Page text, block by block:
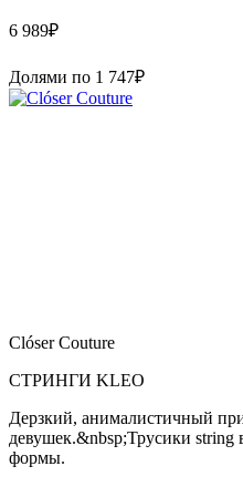
6 989₽
Долями по 1 747₽
Clóser Couture
СТРИНГИ KLEO
Дерзкий, анималистичный
девушек.&nbsp;Трусики
формы.